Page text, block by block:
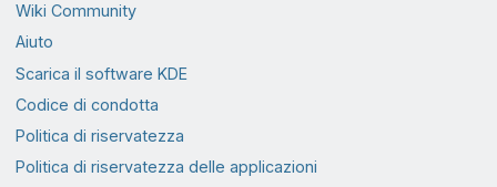
Wiki Community
Aiuto
Scarica il software KDE
Codice di condotta
Politica di riservatezza
Politica di riservatezza delle applicazioni